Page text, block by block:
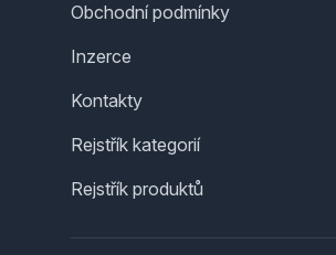
Obchodní podmínky
Inzerce
Kontakty
Rejstřík kategorií
Rejstřík produktů